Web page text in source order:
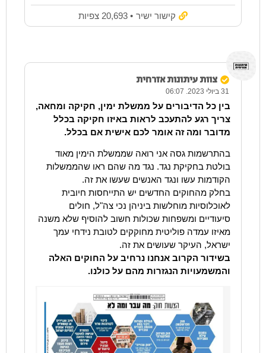
קישור ישיר • 20,693 צפיות
צוות עיתונות אזרחית
31 ביולי 2023. 06:07
בין כל הדיבורים על ממשלת ימין, חקיקה ומחאה,
צריך רגע להתעכב לראות באיזו חקיקה בכלל
מדובר ומה זה אומר לכם אישית אם בכלל.
בהתרשמות גסה אני רואה שממשלת הימין מאוד
בולטת בחקיקת נגד. נגד מה שהם ראו שהממשלות
הקודמות עשו ונגד האנשים שעשו את זה.
בחלק מהחוקים החדשים יש התייחסות חיובית
לאוכלוסיות מוחלשות ביניהן נכי צה"ל, חולים
סיעודיים ומשפחות שכולות חשוב להוסיף שלא משנה
מאיזו עמדה פוליטית מחוקקים לטובת נידחי עמך
ישראל, העיקר שעושים את זה.
בשידור הקרוב אנחנו נרחיב על החוקים האלה
והמשמעויות הנגזרות מהם על כולנו.